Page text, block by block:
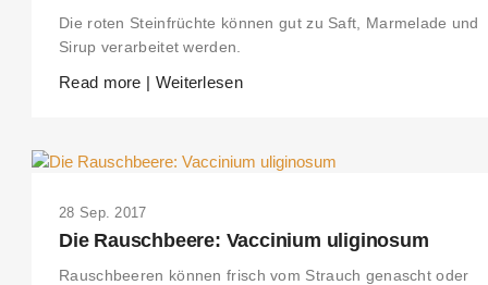
Die roten Steinfrüchte können gut zu Saft, Marmelade und
Sirup verarbeitet werden.
Read more | Weiterlesen
28 Sep. 2017
Die Rauschbeere: Vaccinium uliginosum
Rauschbeeren können frisch vom Strauch genascht oder